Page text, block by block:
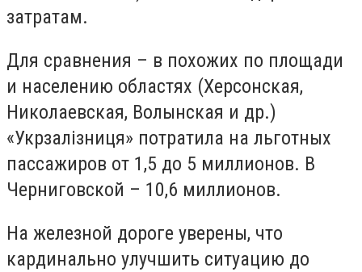
затратам.
Для сравнения – в похожих по площади
и населению областях (Херсонская,
Николаевская, Волынская и др.)
«Укрзалізниця» потратила на льготных
пассажиров от 1,5 до 5 миллионов. В
Черниговской – 10,6 миллионов.
На железной дороге уверены, что
кардинально улучшить ситуацию до